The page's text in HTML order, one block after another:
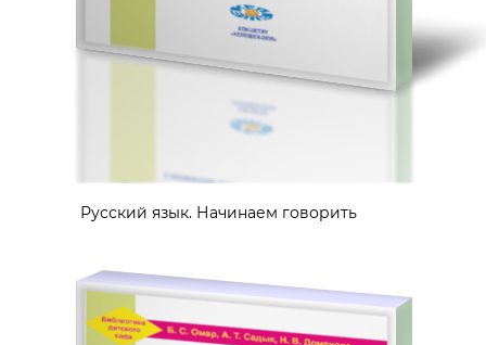
Русский язык. Начинаем говорить